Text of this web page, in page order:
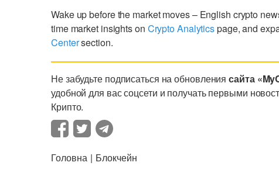
Wake up before the market moves – English crypto
time market insights on Crypto Analyticspage, and
Centersection.
Не забудьте подписаться на обновлениясайта
удобной для вас соцсети и получать первыми
Крипто.
Головна Блокчейн